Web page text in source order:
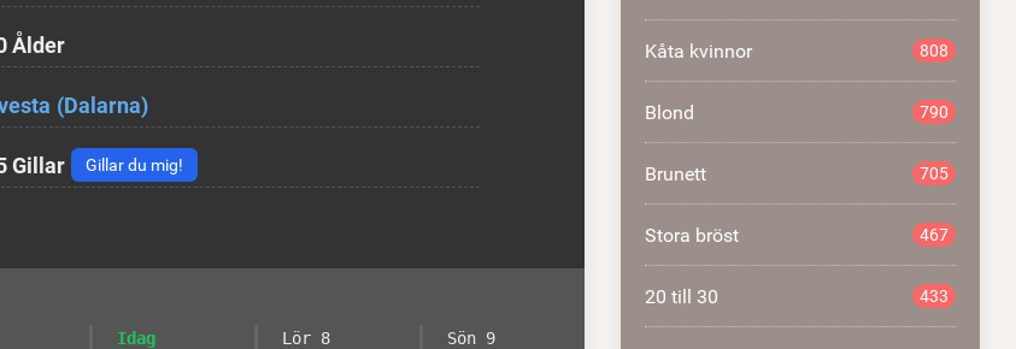
Ålder
(Dalarna)
Gillar Gillar du mig!
Idag Lör 8 Sön 9
Kåta kvinnor 808
Blond 790
Brunett 705
Stora bröst 467
20 till 30 433